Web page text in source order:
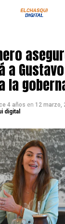
a
la
4 años en 12 marzo,
digital